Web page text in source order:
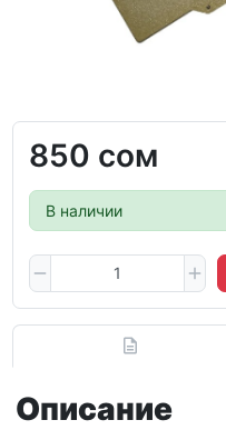
850 сом
В наличии
Описание